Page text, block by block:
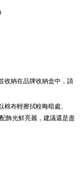
收納在品牌收納盒中，請
棉布輕擦拭較晦暗處 。
飾光鮮亮麗，建議還是盡